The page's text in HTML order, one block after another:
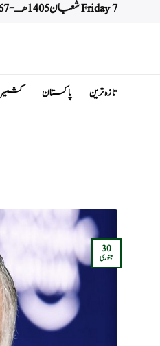
Friday 7 شعبان 1405 هـ - 7 August 2026
تازہ ترین پاکستان کشمیر
30
جنوری